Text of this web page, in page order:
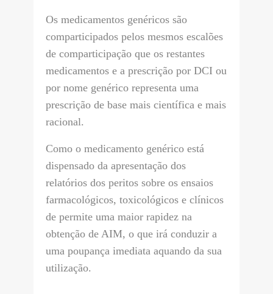
Os medicamentos genéricos são
comparticipados pelos mesmos escalões
de comparticipação que os restantes
medicamentos e a prescrição por DCI ou
por nome genérico representa uma
prescrição de base mais científica e mais
racional.
Como o medicamento genérico está
dispensado da apresentação dos
relatórios dos peritos sobre os ensaios
farmacológicos, toxicológicos e clínicos
de permite uma maior rapidez na
obtenção de AIM, o que irá conduzir a
uma poupança imediata aquando da sua
utilização.